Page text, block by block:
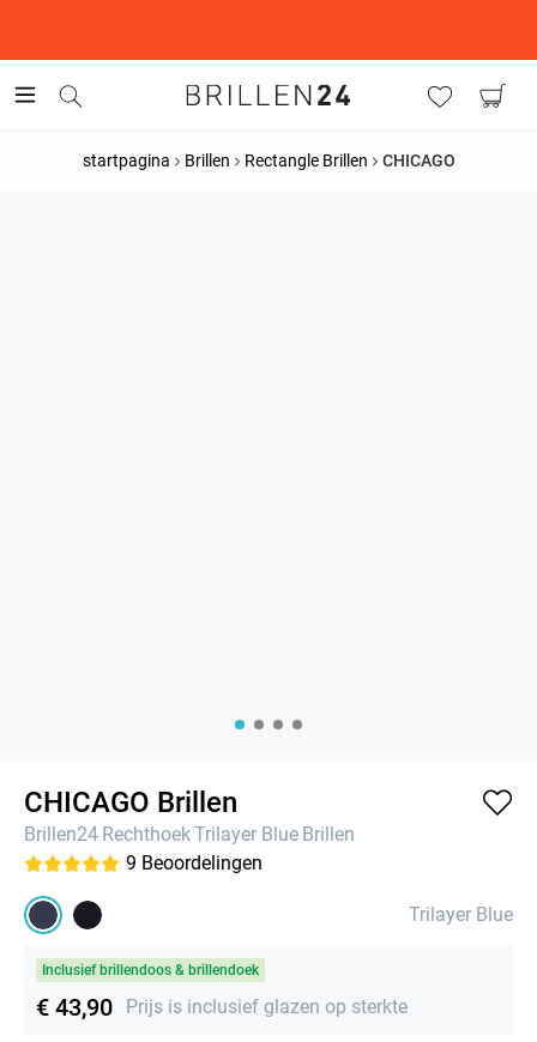
startpagina Brillen Rectangle Brillen CHICAGO
CHICAGO Brillen
Brillen24 RechthoekTrilayer Blue Brillen
9 Beoordelingen
Trilayer Blue
Inclusief brillendoos & brillendoek
€ 43,90 Prijs is inclusief glazen op sterkte